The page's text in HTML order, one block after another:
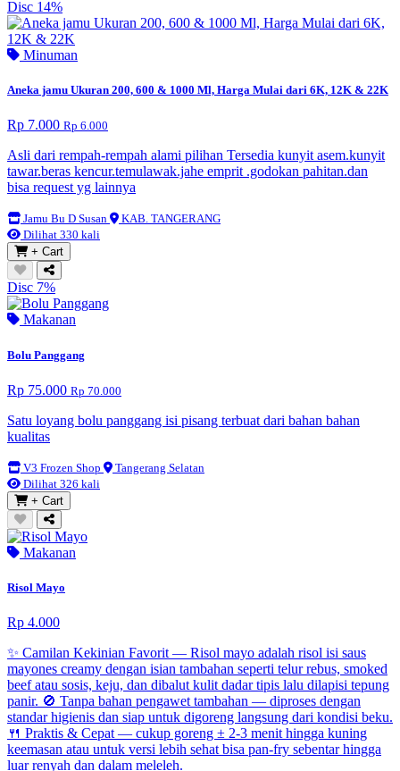
Disc 14%
Minuman
Aneka jamu Ukuran 200, 600 & 1000 Ml, Harga Mulai dari 6K, 12K & 22K
Rp 7.000 Rp 6.000
Asli dari rempah-rempah alami pilihan Tersedia kunyit asem.kunyit
tawar.beras kencur.temulawak.jahe emprit .godokan pahitan.dan
bisa request yg lainnya
Jamu Bu D Susan
KAB. TANGERANG
Dilihat 330 kali
+ Cart
Disc 7%
Makanan
Bolu Panggang
Rp 75.000 Rp 70.000
Satu loyang bolu panggang isi pisang terbuat dari bahan bahan
kualitas
V3 Frozen Shop
Tangerang Selatan
Dilihat 326 kali
+ Cart
Makanan
Risol Mayo
Rp 4.000
✨ Camilan Kekinian Favorit — Risol mayo adalah risol isi saus
mayones creamy dengan isian tambahan seperti telur rebus, smoked
beef atau sosis, keju, dan dibalut kulit dadar tipis lalu dilapisi tepung
panir. 🚫 Tanpa bahan pengawet tambahan — diproses dengan
standar higienis dan siap untuk digoreng langsung dari kondisi beku.
🍴 Praktis & Cepat — cukup goreng ± 2-3 menit hingga kuning
keemasan atau untuk versi lebih sehat bisa pan-fry sebentar hingga
luar renyah dan dalam meleleh.